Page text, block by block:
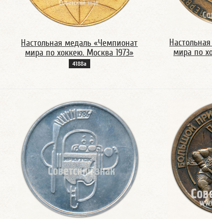
Настольная медаль «Чемпионат
мира по хоккею. Москва 1973»
4188а
мира по